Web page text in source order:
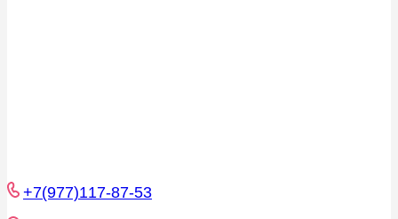
+7(977)117-87-53